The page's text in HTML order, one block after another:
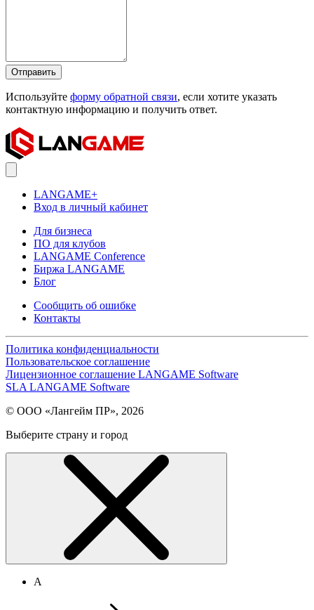
Отправить
Используйте форму обратной связи, если хотите указать
контактную информацию и получить ответ.
LANGAME+
Вход в личный кабинет
Для бизнеса
ПО для клубов
LANGAME Conference
Биржа LANGAME
Блог
Сообщить об ошибке
Контакты
Политика конфиденциальности
Пользовательское соглашение
Лицензионное соглашение LANGAME Software
SLA LANGAME Software
© ООО «Лангейм ПР», 2026
Выберите страну и город
А